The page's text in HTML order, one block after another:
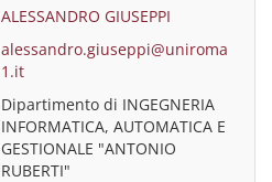
ALESSANDRO GIUSEPPI
alessandro.giuseppi@uniroma
1.it
Dipartimento di INGEGNERIA
INFORMATICA, AUTOMATICA E
GESTIONALE "ANTONIO
RUBERTI"